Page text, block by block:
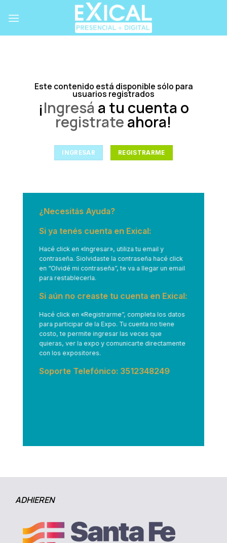
Este contenido está disponible sólo para
usuarios registrados
¡Ingresá a tu cuenta o
registrate ahora!
INGRESAR REGISTRARME
¿Necesitás Ayuda?
Si ya tenés cuenta en Exical:
Hacé click en «Ingresar», utiliza tu email y
contraseña. Siolvidaste la contraseña hacé click
en “Olvidé mi contraseña”, te va a llegar un email
para restablecerla.
Si aún no creaste tu cuenta en Exical:
Hacé click en «Registrarme”, completa los datos
para participar de la Expo. Tu cuenta no tiene
costo, te permite ingresar las veces que
quieras, ver la expo y comunicarte directamente
con los expositores.
Soporte Telefónico: 3512348249
ADHIEREN